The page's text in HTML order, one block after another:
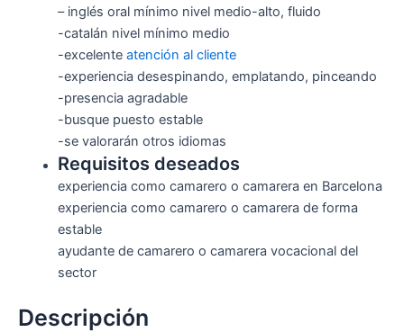
– inglés oral mínimo nivel medio-alto, fluido
-catalán nivel mínimo medio
-excelente atención al cliente
-experiencia desespinando, emplatando, pinceando
-presencia agradable
-busque puesto estable
-se valorarán otros idiomas
Requisitos deseados
experiencia como camarero o camarera en Barcelona
experiencia como camarero o camarera de forma
estable
ayudante de camarero o camarera vocacional del
sector
Descripción